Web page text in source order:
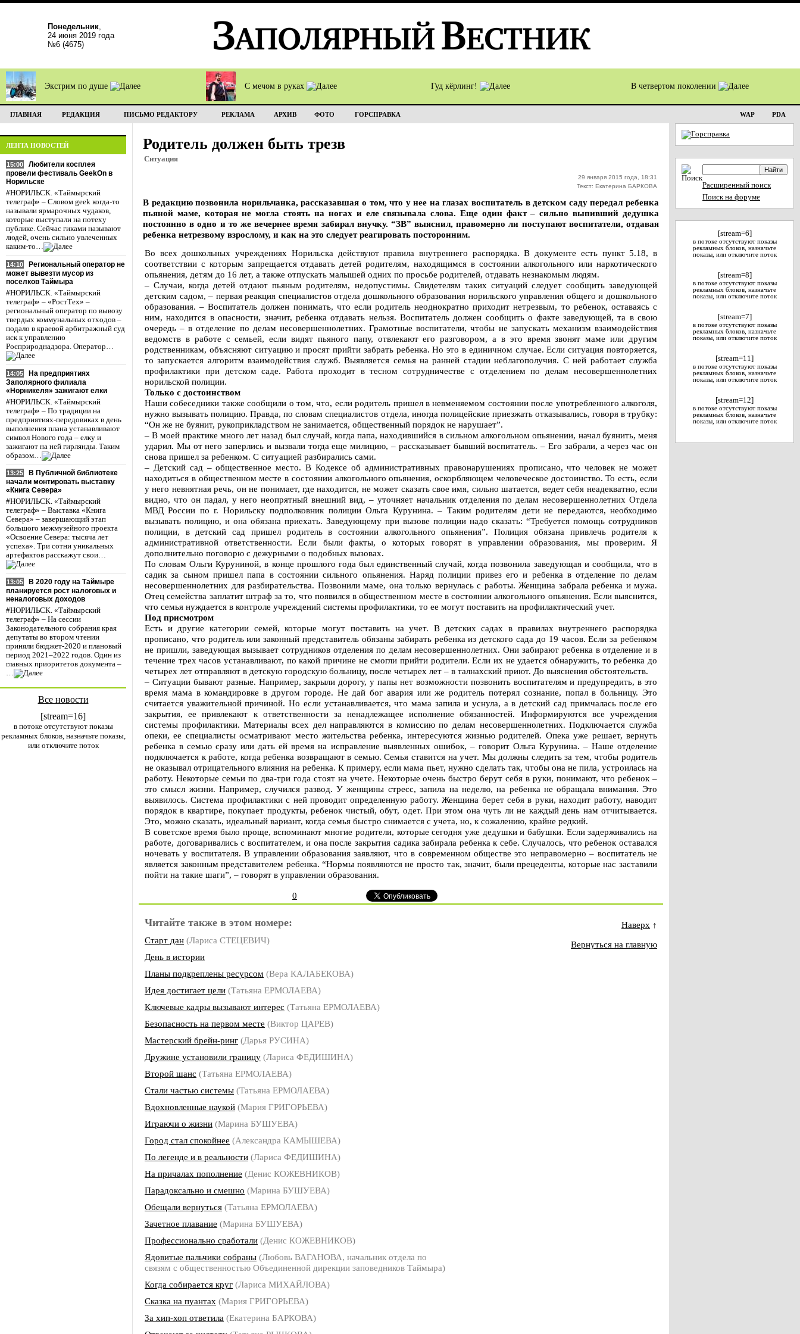
Понедельник,
24 июня 2019 года
№6 (4675)
Экстрим по душе С мечом в руках Гуд кёрлинг! В четвертом поколении
ГЛАВНАЯ РЕДАКЦИЯ ПИСЬМО РЕДАКТОРУ РЕКЛАМА АРХИВ ФОТО ГОРСПРАВКА WAP PDA
ЛЕНТА НОВОСТЕЙ
15:00
Любители косплея
провели фестиваль GeekOn в
Норильске
#НОРИЛЬСК. «Таймырский
телеграф» – Словом geek когда-то
называли ярмарочных чудаков,
которые выступали на потеху
публике. Сейчас гиками называют
людей, очень сильно увлеченных
каким-то…
14:10
Региональный оператор не
может вывезти мусор из
поселков Таймыра
#НОРИЛЬСК. «Таймырский
телеграф» – «РостТех» –
региональный оператор по вывозу
твердых коммунальных отходов –
подало в краевой арбитражный суд
иск к управлению
Росприроднадзора. Оператор…
14:05
На предприятиях
Заполярного филиала
«Норникеля» зажигают елки
#НОРИЛЬСК. «Таймырский
телеграф» – По традиции на
предприятиях-передовиках в день
выполнения плана устанавливают
символ Нового года – елку и
зажигают на ней гирлянды. Таким
образом…
13:25
В Публичной библиотеке
начали монтировать выставку
«Книга Севера»
#НОРИЛЬСК. «Таймырский
телеграф» – Выставка «Книга
Севера» – завершающий этап
большого межмузейного проекта
«Освоение Севера: тысяча лет
успеха». Три сотни уникальных
артефактов расскажут свои…
13:05
В 2020 году на Таймыре
планируется рост налоговых и
неналоговых доходов
#НОРИЛЬСК. «Таймырский
телеграф» – На сессии
Законодательного собрания края
депутаты во втором чтении
приняли бюджет-2020 и плановый
период 2021–2022 годов. Один из
главных приоритетов документа –
…
Все новости
[stream=16]
в потоке отсутствуют показы
рекламных блоков, назначьте показы,
или отключите поток
Родитель должен быть трезв
Ситуация
29 января 2015 года, 18:31
Текст: Екатерина БАРКОВА
В редакцию позвонила норильчанка, рассказавшая о том, что у нее на глазах воспитатель в детском саду передал ребенка
пьяной маме, которая не могла стоять на ногах и еле связывала слова. Еще один факт – сильно выпивший дедушка
постоянно в одно и то же вечернее время забирал внучку. “ЗВ” выяснил, правомерно ли поступают воспитатели, отдавая
ребенка нетрезвому взрослому, и как на это следует реагировать посторонним.
Во всех дошкольных учреждениях Норильска действуют правила внутреннего распорядка. В документе есть пункт 5.18, в
соответствии с которым запрещается отдавать детей родителям, находящимся в состоянии алкогольного или наркотического
опьянения, детям до 16 лет, а также отпускать малышей одних по просьбе родителей, отдавать незнакомым людям.
– Случаи, когда детей отдают пьяным родителям, недопустимы. Свидетелям таких ситуаций следует сообщить заведующей
детским садом, – первая реакция специалистов отдела дошкольного образования норильского управления общего и дошкольного
образования. – Воспитатель должен понимать, что если родитель неоднократно приходит нетрезвым, то ребенок, оставаясь с
ним, находится в опасности, значит, ребенка отдавать нельзя. Воспитатель должен сообщить о факте заведующей, та в свою
очередь – в отделение по делам несовершеннолетних. Грамотные воспитатели, чтобы не запускать механизм взаимодействия
ведомств в работе с семьей, если видят пьяного папу, отвлекают его разговором, а в это время звонят маме или другим
родственникам, объясняют ситуацию и просят прийти забрать ребенка. Но это в единичном случае. Если ситуация повторяется,
то запускается алгоритм взаимодействия служб. Выявляется семья на ранней стадии неблагополучия. С ней работает служба
профилактики при детском саде. Работа проходит в тесном сотрудничестве с отделением по делам несовершеннолетних
норильской полиции.
Только с достоинством
Наши собеседники также сообщили о том, что, если родитель пришел в невменяемом состоянии после употребленного алкоголя,
нужно вызывать полицию. Правда, по словам специалистов отдела, иногда полицейские приезжать отказывались, говоря в трубку:
“Он же не буянит, рукоприкладством не занимается, общественный порядок не нарушает”.
– В моей практике много лет назад был случай, когда папа, находившийся в сильном алкогольном опьянении, начал буянить, меня
ударил. Мы от него заперлись и вызвали тогда еще милицию, – рассказывает бывший воспитатель. – Его забрали, а через час он
снова пришел за ребенком. С ситуацией разбирались сами.
– Детский сад – общественное место. В Кодексе об административных правонарушениях прописано, что человек не может
находиться в общественном месте в состоянии алкогольного опьянения, оскорбляющем человеческое достоинство. То есть, если
у него невнятная речь, он не понимает, где находится, не может сказать свое имя, сильно шатается, ведет себя неадекватно, если
видно, что он падал, у него неопрятный внешний вид, – уточняет начальник отделения по делам несовершеннолетних Отдела
МВД России по г. Норильску подполковник полиции Ольга Курунина. – Таким родителям дети не передаются, необходимо
вызывать полицию, и она обязана приехать. Заведующему при вызове полиции надо сказать: “Требуется помощь сотрудников
полиции, в детский сад пришел родитель в состоянии алкогольного опьянения”. Полиция обязана привлечь родителя к
административной ответственности. Если были факты, о которых говорят в управлении образования, мы проверим. Я
дополнительно поговорю с дежурными о подобных вызовах.
По словам Ольги Куруниной, в конце прошлого года был единственный случай, когда позвонила заведующая и сообщила, что в
садик за сыном пришел папа в состоянии сильного опьянения. Наряд полиции привез его и ребенка в отделение по делам
несовершеннолетних для разбирательства. Позвонили маме, она только вернулась с работы. Женщина забрала ребенка и мужа.
Отец семейства заплатит штраф за то, что появился в общественном месте в состоянии алкогольного опьянения. Если выяснится,
что семья нуждается в контроле учреждений системы профилактики, то ее могут поставить на профилактический учет.
Под присмотром
Есть и другие категории семей, которые могут поставить на учет. В детских садах в правилах внутреннего распорядка
прописано, что родитель или законный представитель обязаны забирать ребенка из детского сада до 19 часов. Если за ребенком
не пришли, заведующая вызывает сотрудников отделения по делам несовершеннолетних. Они забирают ребенка в отделение и в
течение трех часов устанавливают, по какой причине не смогли прийти родители. Если их не удается обнаружить, то ребенка до
четырех лет отправляют в детскую городскую больницу, после четырех лет – в талнахский приют. До выяснения обстоятельств.
– Ситуации бывают разные. Например, закрыли дорогу, у папы нет возможности позвонить воспитателям и предупредить, в это
время мама в командировке в другом городе. Не дай бог авария или же родитель потерял сознание, попал в больницу. Это
считается уважительной причиной. Но если устанавливается, что мама запила и уснула, а в детский сад примчалась после его
закрытия, ее привлекают к ответственности за ненадлежащее исполнение обязанностей. Информируются все учреждения
системы профилактики. Материалы всех дел направляются в комиссию по делам несовершеннолетних. Подключается служба
опеки, ее специалисты осматривают место жительства ребенка, интересуются жизнью родителей. Опека уже решает, вернуть
ребенка в семью сразу или дать ей время на исправление выявленных ошибок, – говорит Ольга Курунина. – Наше отделение
подключается к работе, когда ребенка возвращают в семью. Семья ставится на учет. Мы должны следить за тем, чтобы родитель
не оказывал отрицательного влияния на ребенка. К примеру, если мама пьет, нужно сделать так, чтобы она не пила, устроилась на
работу. Некоторые семьи по два-три года стоят на учете. Некоторые очень быстро берут себя в руки, понимают, что ребенок –
это смысл жизни. Например, случился развод. У женщины стресс, запила на неделю, на ребенка не обращала внимания. Это
выявилось. Система профилактики с ней проводит определенную работу. Женщина берет себя в руки, находит работу, наводит
порядок в квартире, покупает продукты, ребенок чистый, обут, одет. При этом она чуть ли не каждый день нам отчитывается.
Это, можно сказать, идеальный вариант, когда семья быстро снимается с учета, но, к сожалению, крайне редкий.
В советское время было проще, вспоминают многие родители, которые сегодня уже дедушки и бабушки. Если задерживались на
работе, договаривались с воспитателем, и она после закрытия садика забирала ребенка к себе. Случалось, что ребенок оставался
ночевать у воспитателя. В управлении образования заявляют, что в современном обществе это неправомерно – воспитатель не
является законным представителем ребенка. “Нормы появляются не просто так, значит, были прецеденты, которые нас заставили
пойти на такие шаги”, – говорят в управлении образования.
0
Читайте также в этом номере:
Старт дан (Лариса СТЕЦЕВИЧ)
День в истории
Планы подкреплены ресурсом (Вера КАЛАБЕКОВА)
Идея достигает цели (Татьяна ЕРМОЛАЕВА)
Ключевые кадры вызывают интерес (Татьяна ЕРМОЛАЕВА)
Безопасность на первом месте (Виктор ЦАРЕВ)
Мастерский брейн-ринг (Дарья РУСИНА)
Дружине установили границу (Лариса ФЕДИШИНА)
Второй шанс (Татьяна ЕРМОЛАЕВА)
Стали частью системы (Татьяна ЕРМОЛАЕВА)
Вдохновленные наукой (Мария ГРИГОРЬЕВА)
Играючи о жизни (Марина БУШУЕВА)
Город стал спокойнее (Александра КАМЫШЕВА)
По легенде и в реальности (Лариса ФЕДИШИНА)
На причалах пополнение (Денис КОЖЕВНИКОВ)
Парадоксально и смешно (Марина БУШУЕВА)
Обещали вернуться (Татьяна ЕРМОЛАЕВА)
Зачетное плавание (Марина БУШУЕВА)
Профессионально сработали (Денис КОЖЕВНИКОВ)
Ядовитые пальчики собраны (Любовь ВАГАНОВА, начальник отдела по
связям с общественностью Объединенной дирекции заповедников Таймыра)
Когда собирается круг (Лариса МИХАЙЛОВА)
Сказка на пуантах (Мария ГРИГОРЬЕВА)
За хип-хоп ответила (Екатерина БАРКОВА)
Наверх ↑
Вернуться на главную
Расширенный поиск
Поиск на форуме
[stream=6]
в потоке отсутствуют показы
рекламных блоков, назначьте
показы, или отключите поток
[stream=8]
в потоке отсутствуют показы
рекламных блоков, назначьте
показы, или отключите поток
[stream=7]
в потоке отсутствуют показы
рекламных блоков, назначьте
показы, или отключите поток
[stream=11]
в потоке отсутствуют показы
рекламных блоков, назначьте
показы, или отключите поток
[stream=12]
в потоке отсутствуют показы
рекламных блоков, назначьте
показы, или отключите поток